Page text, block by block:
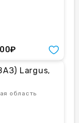
Largus,
область